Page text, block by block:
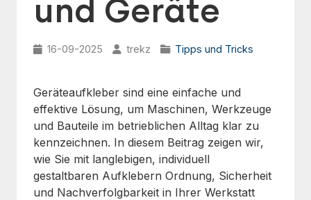
und Geräte
16-09-2025 trekz Tipps und Tricks
Geräteaufkleber sind eine einfache und
effektive Lösung, um Maschinen, Werkzeuge
und Bauteile im betrieblichen Alltag klar zu
kennzeichnen. In diesem Beitrag zeigen wir,
wie Sie mit langlebigen, individuell
gestaltbaren Aufklebern Ordnung, Sicherheit
und Nachverfolgbarkeit in Ihrer Werkstatt